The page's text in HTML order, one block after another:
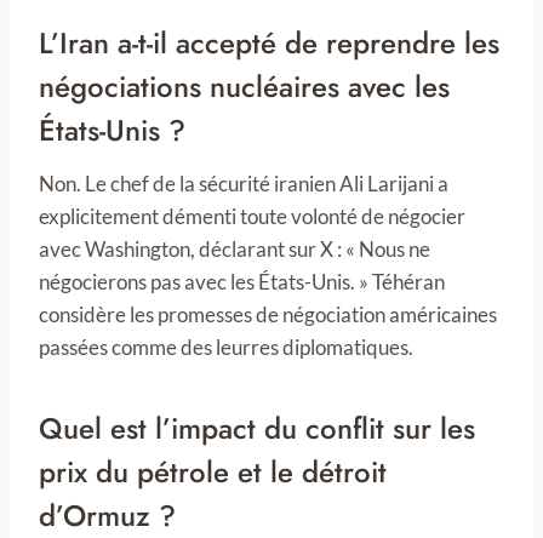
L’Iran a-t-il accepté de reprendre les
négociations nucléaires avec les
États-Unis ?
Non. Le chef de la sécurité iranien Ali Larijani a
explicitement démenti toute volonté de négocier
avec Washington, déclarant sur X : « Nous ne
négocierons pas avec les États-Unis. » Téhéran
considère les promesses de négociation américaines
passées comme des leurres diplomatiques.
Quel est l’impact du conflit sur les
prix du pétrole et le détroit
d’Ormuz ?